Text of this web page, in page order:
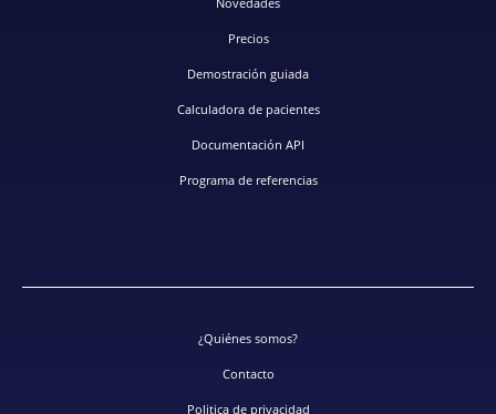
Precios
Demostración guiada
Calculadora de pacientes
Documentación API
Programa de referencias
¿Quiénes somos?
Contacto
Politica de privacidad